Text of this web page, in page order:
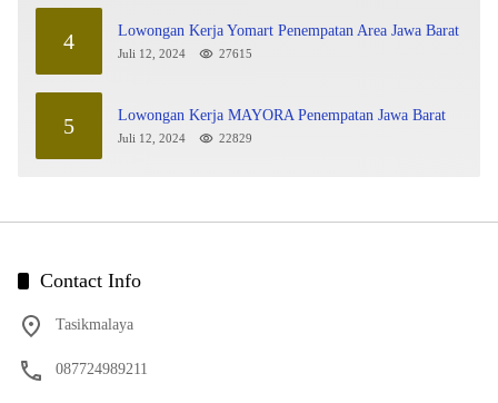
4 Lowongan Kerja Yomart Penempatan Area Jawa Barat
Juli 12, 2024 27615
5 Lowongan Kerja MAYORA Penempatan Jawa Barat
Juli 12, 2024 22829
Contact Info
Tasikmalaya
087724989211